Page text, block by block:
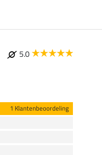
5.0
1 Klantenbeoordeling